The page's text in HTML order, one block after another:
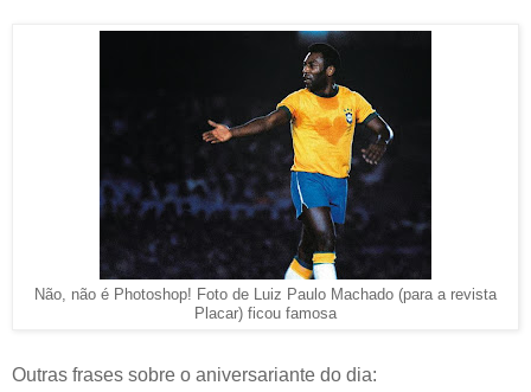
Não, não é Photoshop! Foto de Luiz Paulo Machado (para a revista
Placar) ficou famosa
Outras frases sobre o aniversariante do dia: